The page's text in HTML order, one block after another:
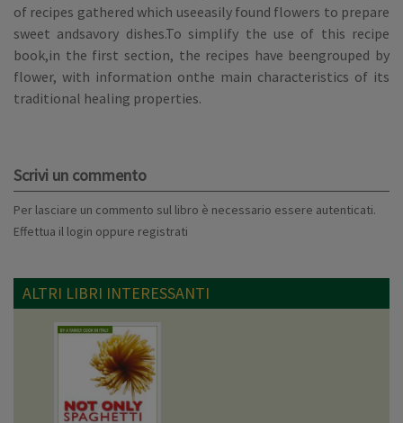
of recipes gathered which useeasily found flowers to prepare
sweet andsavory dishes.To simplify the use of this recipe
book,in the first section, the recipes have beengrouped by
flower, with information onthe main characteristics of its
traditional healing properties.
Scrivi un commento
Per lasciare un commento sul libro è necessario essere autenticati.
Effettua il login oppure registrati
ALTRI LIBRI INTERESSANTI